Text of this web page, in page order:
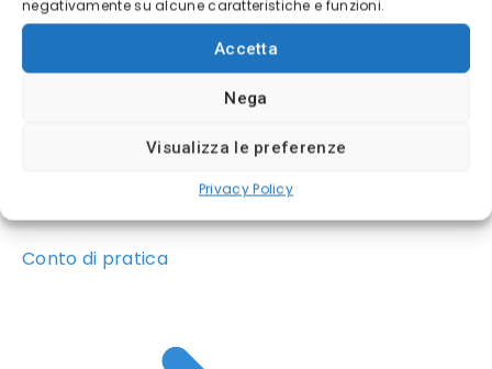
negativamente su alcune caratteristiche e funzioni.
Accetta
Nega
Visualizza le preferenze
Privacy Policy
Conto di pratica